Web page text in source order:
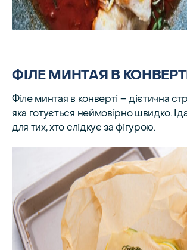
ФІЛЕ МИНТАЯ В КОНВЕРТІ
Філе минтая в конверті – дієтична
яка готується неймовірно швидко.
для тих, хто слідкує за фігурою.